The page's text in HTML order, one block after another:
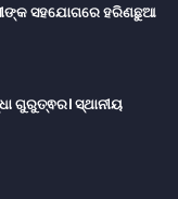
ସହଯୋଗରେ ହରିଣଛୁଆ
ଗୁରୁତ୍ଵର। ସ୍ଥାନୀୟ